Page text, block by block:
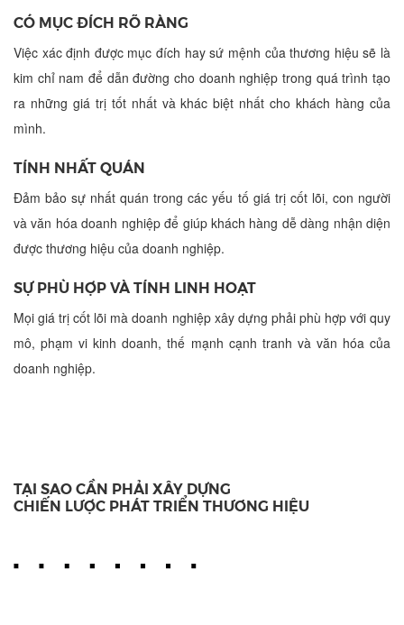
CÓ MỤC ĐÍCH RÕ RÀNG
Việc xác định được mục đích hay sứ mệnh của thương hiệu sẽ là
kim chỉ nam để dẫn đường cho doanh nghiệp trong quá trình tạo
ra những giá trị tốt nhất và khác biệt nhất cho khách hàng của
mình.
TÍNH NHẤT QUÁN
Đảm bảo sự nhất quán trong các yếu tố giá trị cốt lõi, con người
và văn hóa doanh nghiệp để giúp khách hàng dễ dàng nhận diện
được thương hiệu của doanh nghiệp.
SỰ PHÙ HỢP VÀ TÍNH LINH HOẠT
Mọi giá trị cốt lõi mà doanh nghiệp xây dựng phải phù hợp với quy
mô, phạm vi kinh doanh, thế mạnh cạnh tranh và văn hóa của
doanh nghiệp.
TẠI SAO CẦN PHẢI XÂY DỰNG
CHIẾN LƯỢC PHÁT TRIỂN THƯƠNG HIỆU